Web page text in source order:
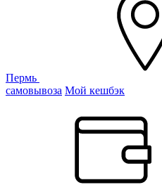
Пермь
самовывоза Мой кешбэк